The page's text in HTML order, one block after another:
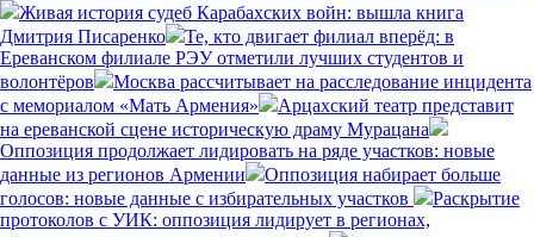
Живая история судеб Карабахских войн: вышла книга
Дмитрия Писаренко
Те, кто двигает филиал вперёд: в
Ереванском филиале РЭУ отметили лучших студентов и
волонтёров
Москва рассчитывает на расследование инцидента
с мемориалом «Мать Армения»
Арцахский театр представит
на ереванской сцене историческую драму Мурацана
Оппозиция продолжает лидировать на ряде участков: новые
данные из регионов Армении
Оппозиция набирает больше
голосов: новые данные с избирательных участков
Раскрытие
протоколов с УИК: оппозиция лидирует в регионах,